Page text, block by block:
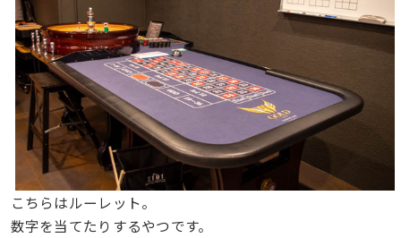
こちらはルーレット。
数字を当てたりするやつです。